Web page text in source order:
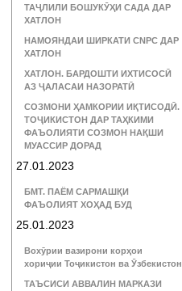
ТАҶЛИЛИ БОШУКӮҲИ САДА ДАР
ХАТЛОН
НАМОЯНДАИ ШИРКАТИ CNPC ДАР
ХАТЛОН
ХАТЛОН. БАРДОШТИ ИХТИСОСӢ
АЗ ҶАЛАСАИ НАЗОРАТӢ
СОЗМОНИ ҲАМКОРИИ ИҚТИСОДӢ.
ТОҶИКИСТОН ДАР ТАҲКИМИ
ФАЪОЛИЯТИ СОЗМОН НАҚШИ
МУАССИР ДОРАД
27.01.2023
БМТ. ПАЁМ САРМАШҚИ
ФАЪОЛИЯТ ХОҲАД БУД
25.01.2023
Вохӯрии вазирони корҳои
хориҷии Тоҷикистон ва Ӯзбекистон
ТАЪСИСИ АВВАЛИН МАРКАЗИ